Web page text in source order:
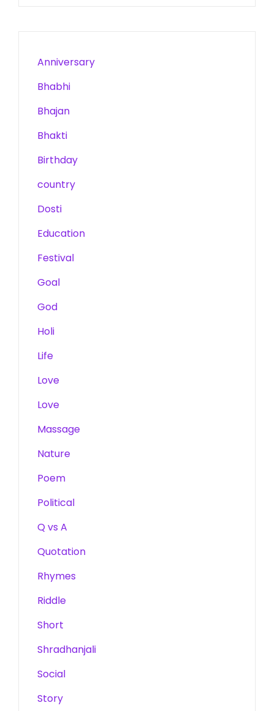
Anniversary
Bhabhi
Bhajan
Bhakti
Birthday
country
Dosti
Education
Festival
Goal
God
Holi
Life
Love
Love
Massage
Nature
Poem
Political
Q vs A
Quotation
Rhymes
Riddle
Short
Shradhanjali
Social
Story